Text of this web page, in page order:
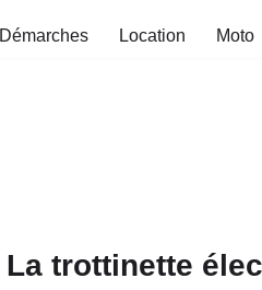
Démarches Location Moto
La trottinette